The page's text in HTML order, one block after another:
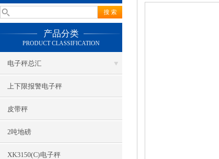
产品分类
PRODUCT CLASSIFICATION
电子秤总汇
上下限报警电子秤
皮带秤
2吨地磅
XK3150(C)电子秤